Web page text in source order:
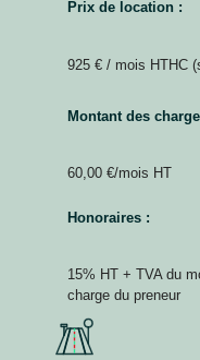
Prix de location :
925 € / mois HTHC
Montant des
60,00 €/mois HT
Honoraires :
15% HT + TVA du
charge du preneur